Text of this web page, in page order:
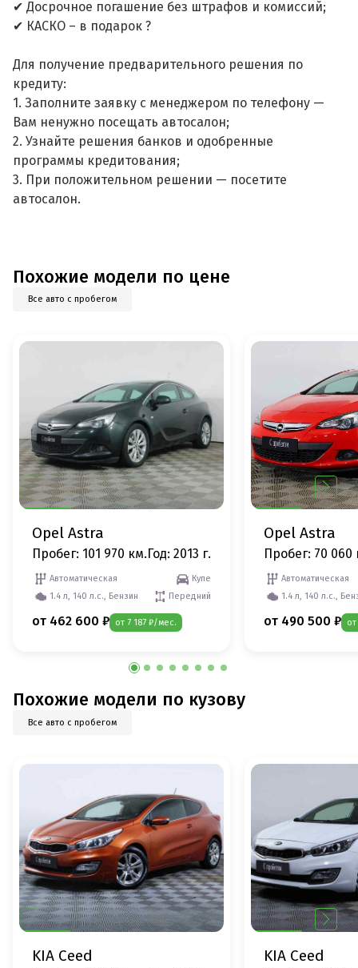
✔ Досрочное погашение без штрафов и комиссий;
✔ КАСКО – в подарок ?
Для получение предварительного решения по
кредиту:
1. Заполните заявку с менеджером по телефону —
Вам ненужно посещать автосалон;
2. Узнайте решения банков и одобренные
программы кредитования;
3. При положительном решении — посетите
автосалон.
Похожие модели по цене
Все авто с пробегом
Opel Astra
Пробег: 101 970 км.Год: 2013 г.
Автоматическая
Купе
1.4 л, 140 л.с., Бензин
Передний
от 462 600 ₽ от 7 187 ₽/мес.
Opel Astra
Пробег: 70 060
Автоматическая
1.4 л, 140 л.с.,
от 490 500 ₽
Похожие модели по кузову
Все авто с пробегом
KIA Ceed KIA Ceed